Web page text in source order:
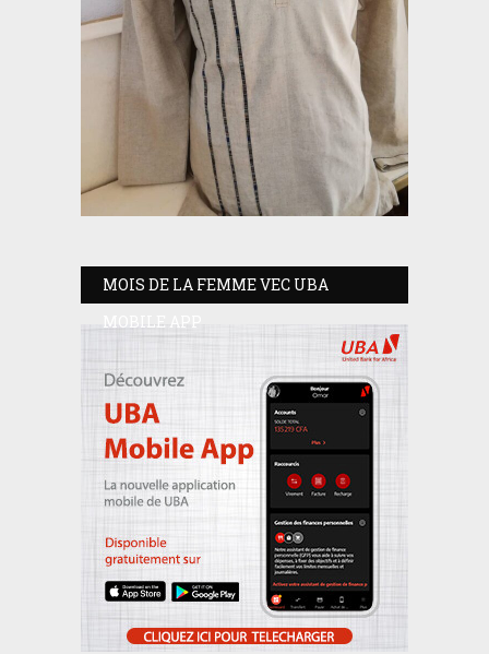
MOIS DE LA FEMME VEC UBA
MOBILE APP